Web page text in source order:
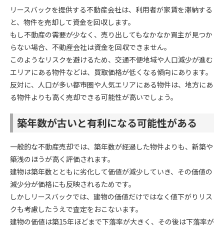
リースバックを提供する不動産会社は、利用者が家賃を滞納する
と、物件を売却して資金を回収します。
もし不動産の需要が少なく、売り出してもなかなか買主が見つか
らない場合、不動産会社は資金を回収できません。
このようなリスクを避けるため、交通不便地域や人口減少が進む
エリアにある物件などは、買取価格が低くなる傾向にあります。
反対に、人口が多い都市圏や人気エリアにある物件は、地方にあ
る物件よりも高く売却できる可能性が高いでしょう。
築年数が古いと有利になる可能性がある
一般的な不動産売却では、築年数が経過した物件よりも、新築や
築浅のほうが高く評価されます。
建物は築年数とともに劣化して価値が減少していき、その価値の
減少分が価格にも反映されるためです。
しかしリースバックでは、建物の価値だけではなく値下がりリス
クも考慮したうえで査定をおこないます。
建物の価値は築15年ほどまで下落率が大きく、その後は下落率が